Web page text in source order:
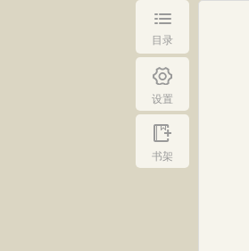
目录
设置
书架